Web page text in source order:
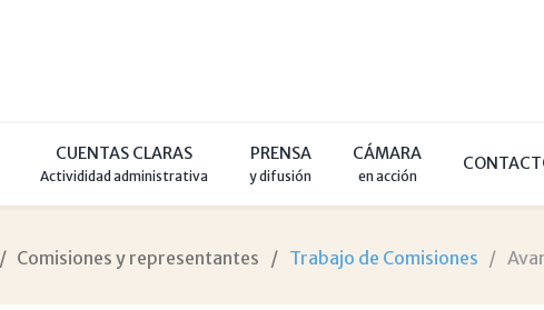
CUENTAS CLARAS
Activididad administrativa
PRENSA
y difusión
CÁMARA
en acción
Comisiones y representantes Trabajo de Comisiones